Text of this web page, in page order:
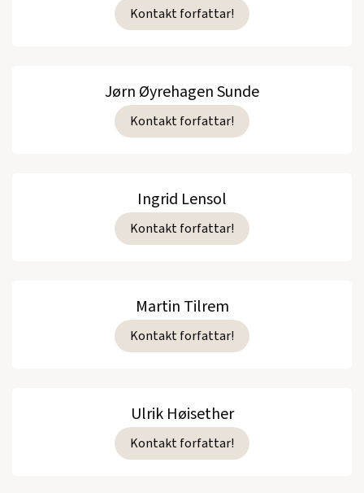
Kontakt forfattar!
Jørn Øyrehagen Sunde
Kontakt forfattar!
Ingrid Lensol
Kontakt forfattar!
Martin Tilrem
Kontakt forfattar!
Ulrik Høisether
Kontakt forfattar!